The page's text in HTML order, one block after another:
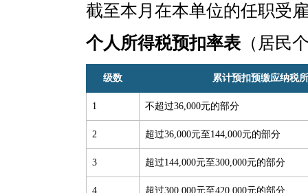
截至本月在本单位的任职受
个人所得税预扣率表 （居民
级数 累计预扣预缴应纳税
1 不超过36,000元的部分
2 超过36,000元至144,000元的部分
3 超过144,000元至300,000元的部分
4 超过300,000元至420,000元的部分